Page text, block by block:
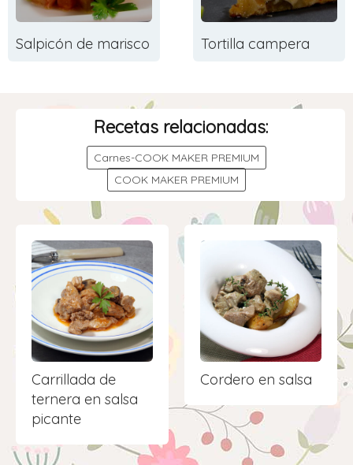
Salpicón de marisco Tortilla campera
Recetas relacionadas:
Carnes-COOK MAKER PREMIUM
COOK MAKER PREMIUM
Carrillada de
ternera en salsa
picante
Cordero en salsa